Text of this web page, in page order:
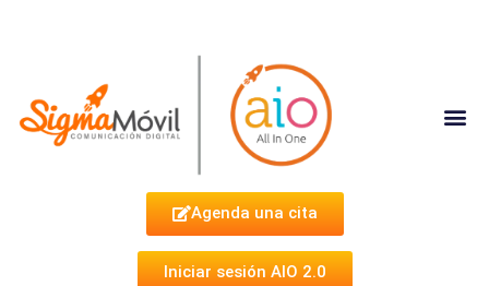
Agenda una cita
Iniciar sesión AIO 2.0